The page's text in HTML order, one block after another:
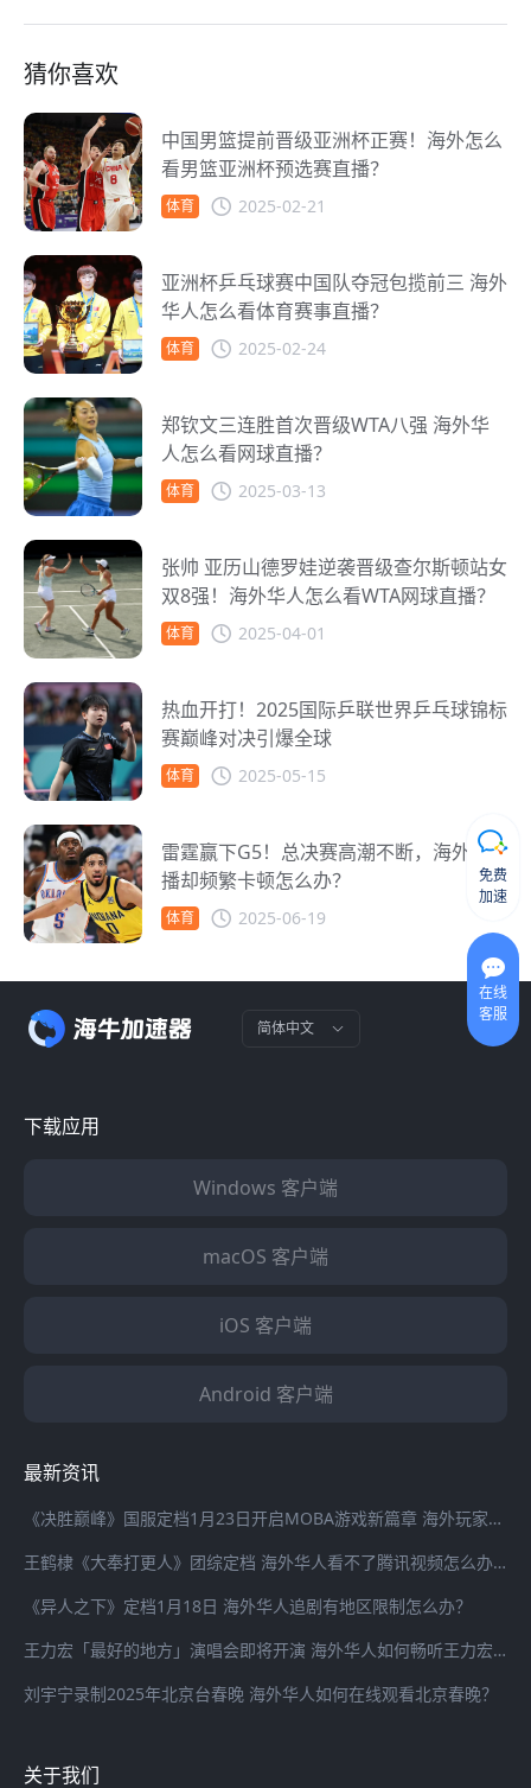
猜你喜欢
中国男篮提前晋级亚洲杯正赛！海外怎么
看男篮亚洲杯预选赛直播？
体育 2025-02-21
亚洲杯乒乓球赛中国队夺冠包揽前三 海外
华人怎么看体育赛事直播？
体育 2025-02-24
郑钦文三连胜首次晋级WTA八强 海外华
人怎么看网球直播？
体育 2025-03-13
张帅 亚历山德罗娃逆袭晋级查尔斯顿站女
双8强！海外华人怎么看WTA网球直播？
体育 2025-04-01
热血开打！2025国际乒联世界乒乓球锦标
赛巅峰对决引爆全球
体育 2025-05-15
雷霆赢下G5！总决赛高潮不断，海外直
播却频繁卡顿怎么办？
体育 2025-06-19
简体中文
下载应用
Windows 客户端
macOS 客户端
iOS 客户端
Android 客户端
最新资讯
《决胜巅峰》国服定档1月23日开启MOBA游戏新篇章 海外玩家登录国服游戏延迟高怎么办？
王鹤棣《大奉打更人》团综定档 海外华人看不了腾讯视频怎么办？
《异人之下》定档1月18日 海外华人追剧有地区限制怎么办？
王力宏「最好的地方」演唱会即将开演 海外华人如何畅听王力宏最新歌曲
刘宇宁录制2025年北京台春晚 海外华人如何在线观看北京春晚？
关于我们
免费
加速
在线
客服